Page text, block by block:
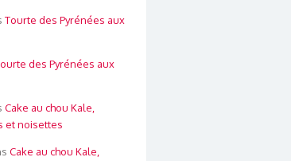
Tourte des Pyrénées aux
des Pyrénées aux
Cake au chou Kale,
et noisettes
Cake au chou Kale,